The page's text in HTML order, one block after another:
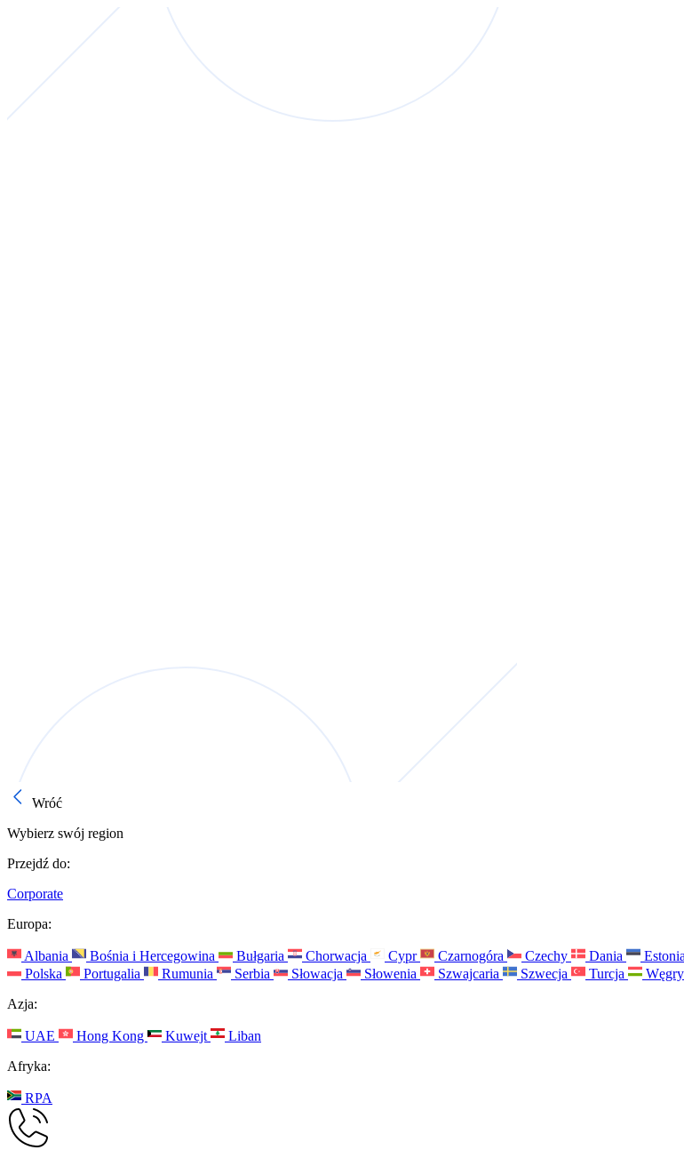
Wróć
Wybierz swój region
Przejdź do:
Corporate
Europa:
Albania Bośnia i Hercegowina Bułgaria Chorwacja Cypr Czarnogóra Czechy Dania Estonia
Polska
Portugalia Rumunia Serbia Słowacja Słowenia Szwajcaria Szwecja Turcja Węgry
Azja:
UAE Hong Kong Kuwejt
Liban
Afryka:
RPA